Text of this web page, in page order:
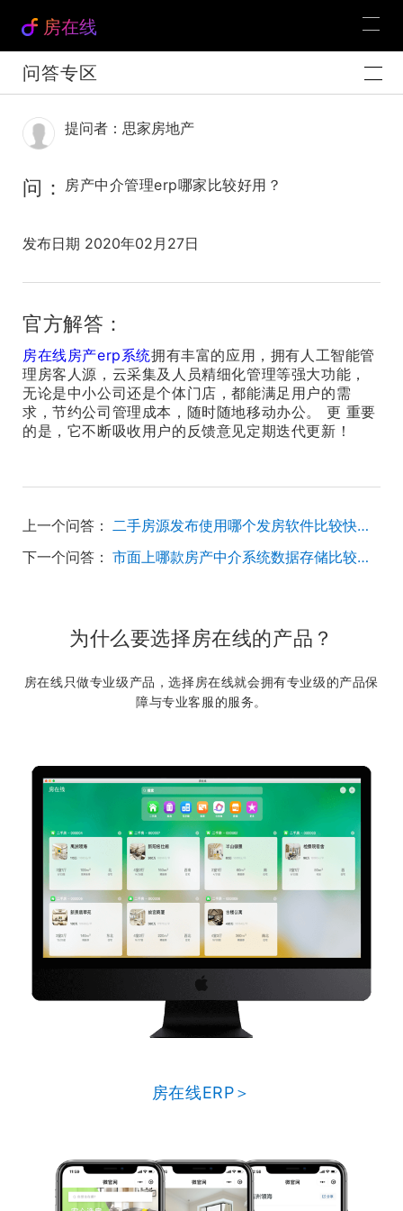
房在线
问答专区
提问者：思家房地产
问： 房产中介管理erp哪家比较好用？
发布日期 2020年02月27日
官方解答：
房在线房产erp系统拥有丰富的应用，拥有人工智能管
理房客人源，云采集及人员精细化管理等强大功能，
无论是中小公司还是个体门店，都能满足用户的需
求，节约公司管理成本，随时随地移动办公。 更 重要
的是，它不断吸收用户的反馈意见定期迭代更新！
上一个问答：
二手房源发布使用哪个发房软件比较快速？
下一个问答：
市面上哪款房产中介系统数据存储比较安全？
为什么要选择房在线的产品？
房在线只做专业级产品，选择房在线就会拥有专业级的产品保
障与专业客服的服务。
房在线ERP＞